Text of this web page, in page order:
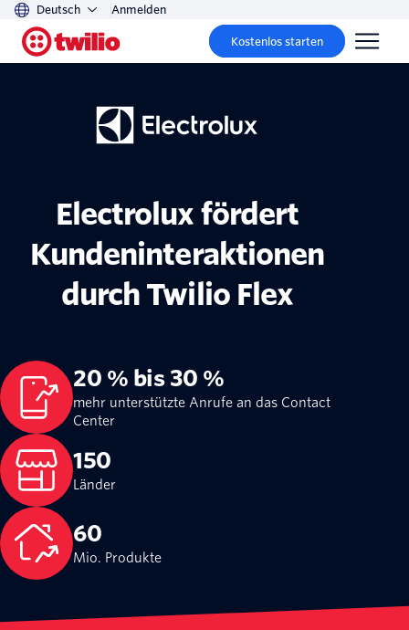
Deutsch Anmelden
Kostenlos starten
Electrolux fördert
Kundeninteraktionen
durch Twilio Flex
20 % bis 30 %
mehr unterstützte Anrufe an das Contact
Center
150
Länder
60
Mio. Produkte